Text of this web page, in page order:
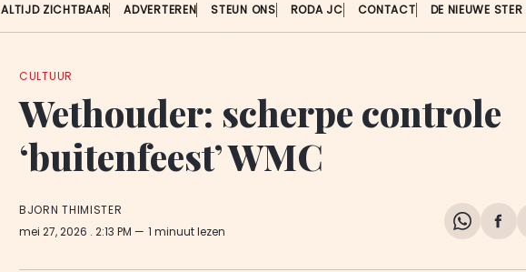
ALTIJD ZICHTBAAR ADVERTEREN STEUN ONS RODA JC CONTACT DE NIEUWE
CULTUUR
Wethouder: scherpe controle
‘buitenfeest’ WMC
BJORN THIMISTER
mei 27, 2026 . 2:13 PM 1 minuut lezen
Share